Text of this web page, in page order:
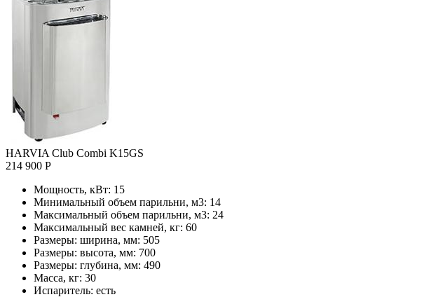
HARVIA Club Combi K15GS
214 900 Р
Мощность, кВт: 15
Минимальный объем парильни, м3: 14
Максимальный объем парильни, м3: 24
Максимальный вес камней, кг: 60
Размеры: ширина, мм: 505
Размеры: высота, мм: 700
Размеры: глубина, мм: 490
Масса, кг: 30
Испаритель: есть